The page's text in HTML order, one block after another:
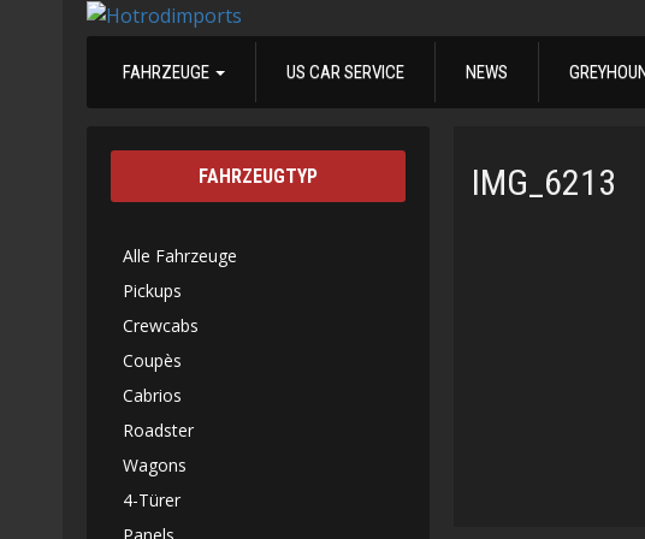
FAHRZEUGE US CAR SERVICE NEWS
IMG_6213
FAHRZEUGTYP
Alle Fahrzeuge
Pickups
Crewcabs
Coupès
Cabrios
Roadster
Wagons
4-Türer